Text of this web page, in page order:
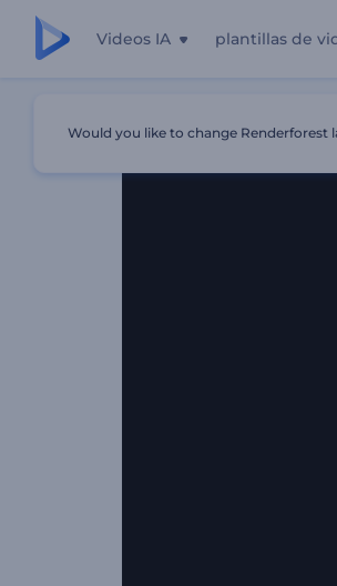
Videos IA plantillas de
Would you like to change Renderforest